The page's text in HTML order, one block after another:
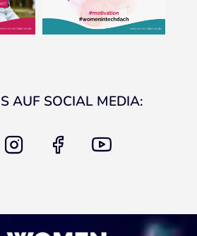
AUF SOCIAL MEDIA:
instagram